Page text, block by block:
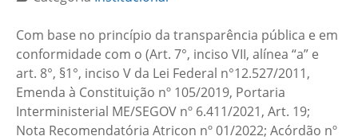
Com base no princípio da transparência pública e em
conformidade com o (Art. 7°, inciso VII, alínea “a” e
art. 8°, §1°, inciso V da Lei Federal n°12.527/2011,
Emenda à Constituição nº 105/2019, Portaria
Interministerial ME/SEGOV nº 6.411/2021, Art. 19;
Nota Recomendatória Atricon nº 01/2022; Acórdão nº